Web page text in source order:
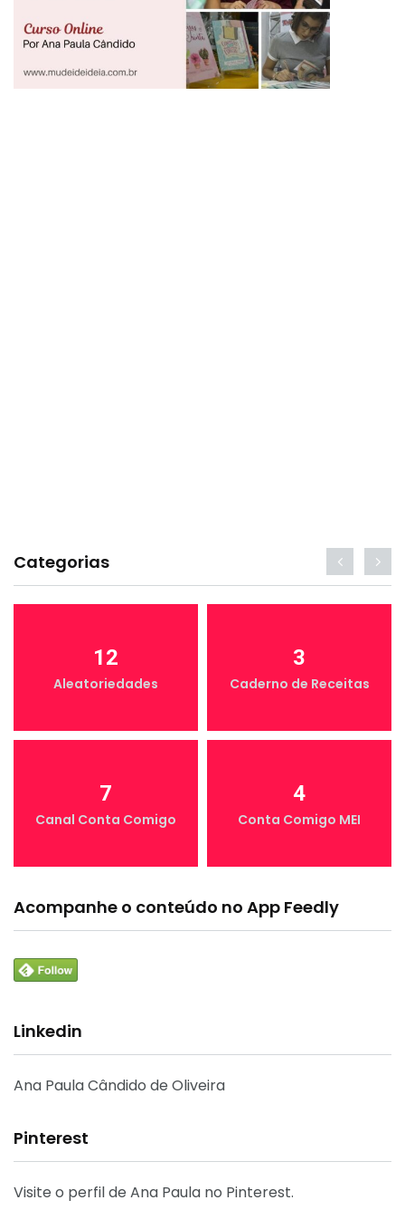
Categorias
12
Aleatoriedades
3
Caderno de Receitas
7
Canal Conta Comigo
4
Conta Comigo MEI
Acompanhe o conteúdo no App Feedly
Linkedin
Ana Paula Cândido de Oliveira
Pinterest
Visite o perfil de Ana Paula no Pinterest.